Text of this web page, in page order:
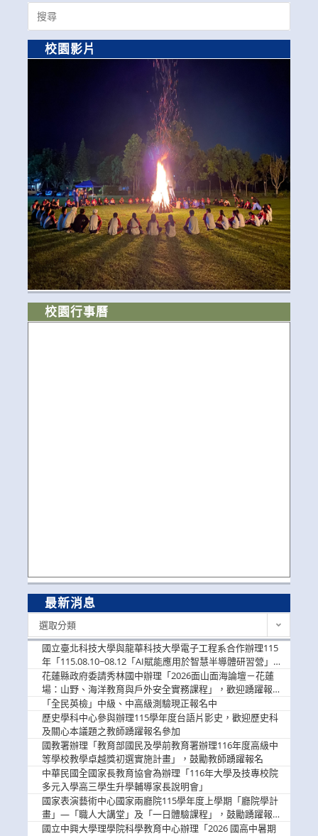
Search
for:
校園影片
校園行事曆
最新消息
選取分類
國立臺北科技大學與龍華科技大學電子工程系合作辦理115
年「115.08.10~08.12「AI賦能應用於智慧半導體研習營」，
歡迎學生踴躍報名參加
花蓮縣政府委請秀林國中辦理「2026面山面海論壇－花蓮
場：山野、海洋教育與戶外安全實務課程」，歡迎踴躍報名
參加
「全民英檢」中級、中高級測驗現正報名中
歷史學科中心參與辦理115學年度台語片影史，歡迎歷史科
及關心本議題之教師踴躍報名參加
國教署辦理「教育部國民及學前教育署辦理116年度高級中
等學校教學卓越獎初選實施計畫」，鼓勵教師踴躍報名
中華民國全國家長教育協會為辦理「116年大學及技專校院
多元入學高三學生升學輔導家長說明會」
國家表演藝術中心國家兩廳院115學年度上學期「廳院學計
畫」—「職人大講堂」及「一日體驗課程」，鼓勵踴躍報名
參與。
國立中興大學理學院科學教育中心辦理「2026 國高中暑期